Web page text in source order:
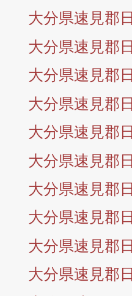
大分県速見郡
大分県速見郡
大分県速見郡
大分県速見郡
大分県速見郡
大分県速見郡
大分県速見郡
大分県速見郡
大分県速見郡
大分県速見郡